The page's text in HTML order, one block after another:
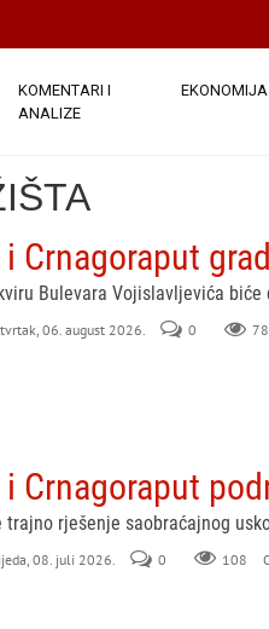
KOMENTARI I
ANALIZE
EKONOMIJA
i Crnagoraput
Bulevara Vojislavljevića
06. august 2026. 0 78
i Crnagoraput
trajno rješenje saobraćajnog
08. juli 2026. 0 108